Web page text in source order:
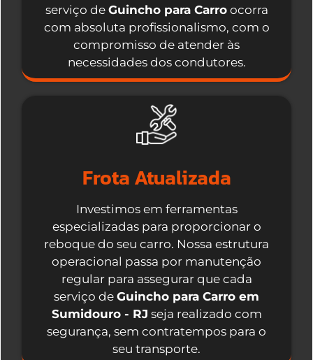
serviço de Guincho para Carroocorra
com absoluta profissionalismo, com o
compromisso de atender às
necessidades dos condutores.
Frota Atualizada
Investimos em ferramentas
especializadas para proporcionar o
reboque do seu carro. Nossa estrutura
operacional passa por manutenção
regular para assegurar que cada
serviço de Guincho para Carro em
Sumidouro - RJ seja realizado com
segurança, sem contratempos para o
seu transporte.